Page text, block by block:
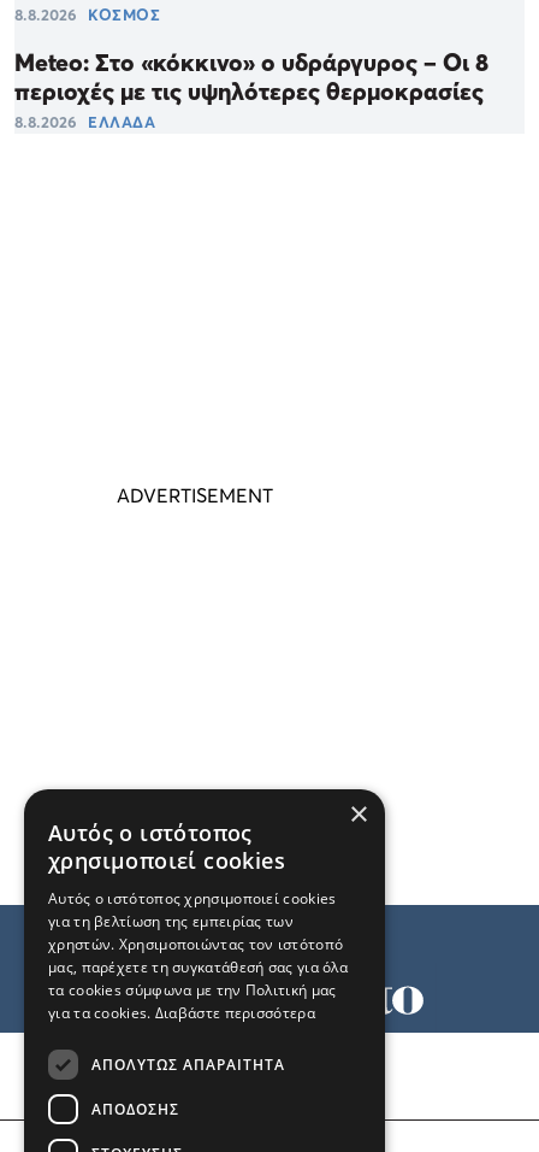
8.8.2026 ΚΟΣΜΟΣ
Meteo: Στο «κόκκινο» ο υδράργυρος – Οι 8
περιοχές με τις υψηλότερες θερμοκρασίες
8.8.2026 ΕΛΛΑΔΑ
×
Αυτός ο ιστότοπος
χρησιμοποιεί cookies
Αυτός ο ιστότοπος χρησιμοποιεί cookies
για τη βελτίωση της εμπειρίας των
χρηστών. Χρησιμοποιώντας τον ιστότοπό
μας, παρέχετε τη συγκατάθεσή σας για όλα
τα cookies σύμφωνα με την Πολιτική μας
για τα cookies. Διαβάστε περισσότερα
ΑΠΟΛΎΤΩΣ ΑΠΑΡΑΊΤΗΤΑ
ΑΠΌΔΟΣΗΣ